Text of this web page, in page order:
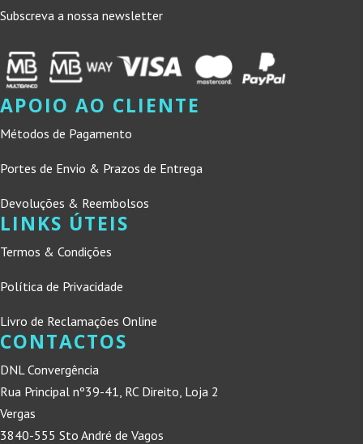
Subscreva a nossa newsletter
APOIO AO CLIENTE
Métodos de Pagamento
Portes de Envio & Prazos de Entrega
Devoluções & Reembolsos
LINKS ÚTEIS
Termos & Condições
Política de Privacidade
Livro de Reclamações Online
CONTACTOS
DNL Convergência
Rua Principal nº39-41, RC Direito, Loja 2
Vergas
3840-555 Sto André de Vagos